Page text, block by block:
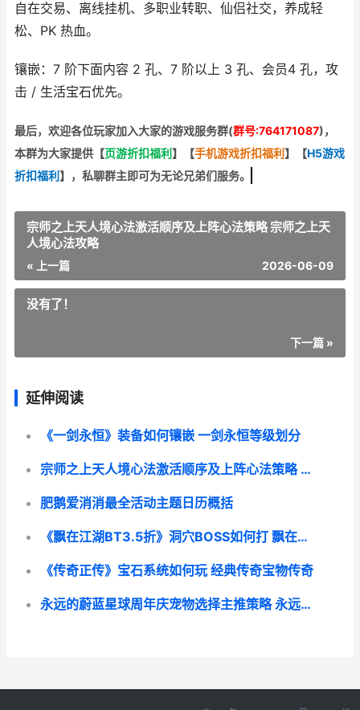
自在交易、离线挂机、多职业转职、仙侣社交，养成轻
松、PK 热血。
镶嵌：7 阶下面内容 2 孔、7 阶以上 3 孔、会员4 孔，攻
击 / 生活宝石优先。
最后，欢迎各位玩家加入大家的游戏服务群(群号:764171087)，
本群为大家提供【页游折扣福利 】 【手机游戏折扣福利 】 【H5游戏
折扣福利 】 ，私聊群主即可为无论兄弟们服务。
宗师之上天人境心法激活顺序及上阵心法策略 宗师之上天
人境心法攻略
« 上一篇 2026-06-09
没有了！
下一篇 »
延伸阅读
《一剑永恒》装备如何镶嵌 一剑永恒等级划分
宗师之上天人境心法激活顺序及上阵心法策略 宗师之上天人境心法攻略
肥鹅爱消消最全活动主题日历概括
《飘在江湖BT3.5折》洞穴BOSS如何打 飘在江湖by青风txt
《传奇正传》宝石系统如何玩 经典传奇宝物传奇
永远的蔚蓝星球周年庆宠物选择主推策略 永远的蔚蓝星球兑换码